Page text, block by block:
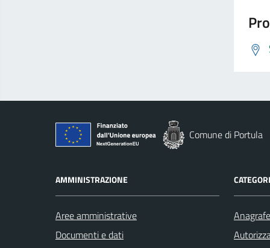
Comune di Portula
AMMINISTRAZIONE
Aree amministrative
Documenti e dati